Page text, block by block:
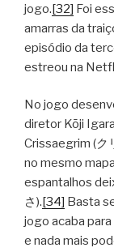
jogo.[32] Foi
amarras da
episódio da
estreou na
No jogo
diretor Kōji
Crissaegrim (ク
no mesmo
espantalhos
さ). [34] Basta
jogo acaba
e nada mais